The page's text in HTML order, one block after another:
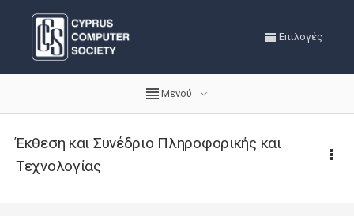
Επιλογές
Μενού
Έκθεση και Συνέδριο Πληροφορικής και
Τεχνολογίας